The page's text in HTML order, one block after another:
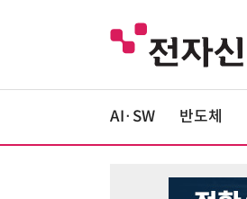
AI·SW 반도체